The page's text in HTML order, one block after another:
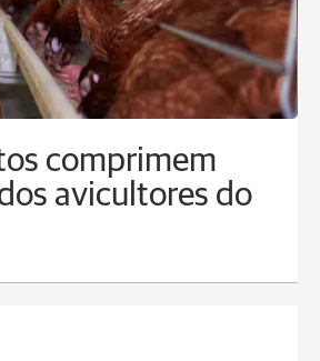
comprimem
avicultores do